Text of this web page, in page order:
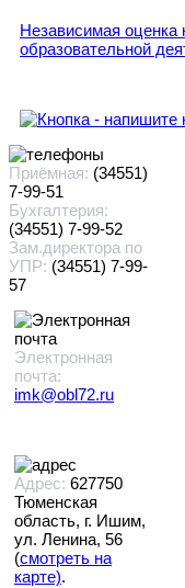
Независимая оценка
образовательной
Приёмная: (34551)
7-99-51
Бухгалтерия:
(34551) 7-99-52
Зам.директора по
УПР: (34551) 7-99-
57
Электронная
почта:
imk@obl72.ru
Адрес: 627750
Тюменская
область, г. Ишим,
ул. Ленина, 56
(смотреть на
карте).